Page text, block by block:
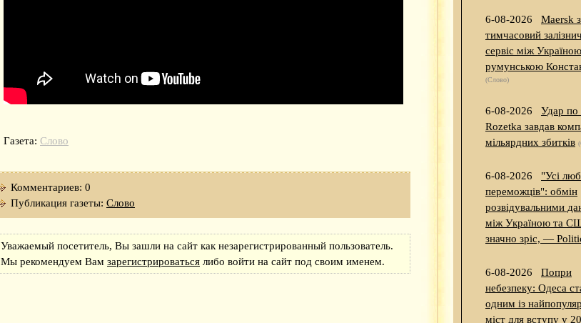
Газета: Слово
Комментариев: 0
Публикация газеты: Слово
Уважаемый посетитель, Вы зашли на сайт как незарегистрированный пользователь.
Мы рекомендуем Вам зарегистрироваться либо войти на сайт под своим именем.
6-08-2026
Maersk
тимчасовий
сервіс між
румунською
(Слово)
6-08-2026
Удар по
Rozetka завдав
мільярдних збитків
6-08-2026
"Усі
переможців": обмін
розвідувальними
між Україною та
значно зріс, —
6-08-2026
Попри
небезпеку: Одеса
одним із
міст для вступу у